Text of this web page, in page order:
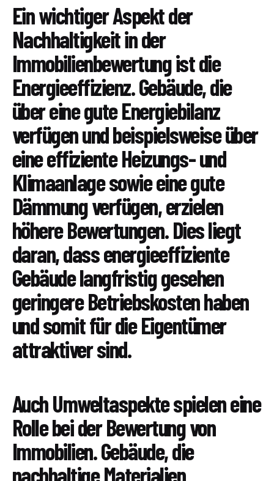
Ein wichtiger Aspekt der
Nachhaltigkeit in der
Immobilienbewertung ist die
Energieeffizienz. Gebäude, die
über eine gute Energiebilanz
verfügen und beispielsweise über
eine effiziente Heizungs- und
Klimaanlage sowie eine gute
Dämmung verfügen, erzielen
höhere Bewertungen. Dies liegt
daran, dass energieeffiziente
Gebäude langfristig gesehen
geringere Betriebskosten haben
und somit für die Eigentümer
attraktiver sind.
Auch Umweltaspekte spielen eine
Rolle bei der Bewertung von
Immobilien. Gebäude, die
nachhaltige Materialien